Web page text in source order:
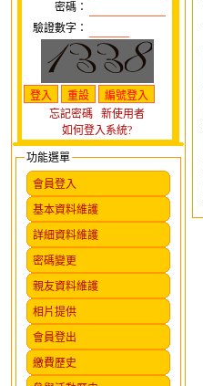
密碼：
驗證數字：
忘記密碼
新使用者
如何登入系統?
功能選單
會員登入
基本資料維護
詳細資料維護
密碼變更
親友資料維護
相片提供
會員登出
繳費歷史